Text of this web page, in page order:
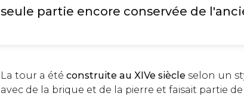
seule partie encore conservée de
La tour a été construite au XIVe siècle selon un
avec de la brique et de la pierre et faisait partie